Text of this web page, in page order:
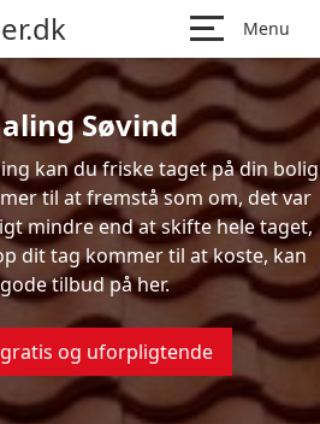
Menu
Søvind
kan du friske taget på din bolig
til at fremstå som om, det var
mindre end at skifte hele taget,
dit tag kommer til at koste, kan
tilbud på her.
og uforpligtende